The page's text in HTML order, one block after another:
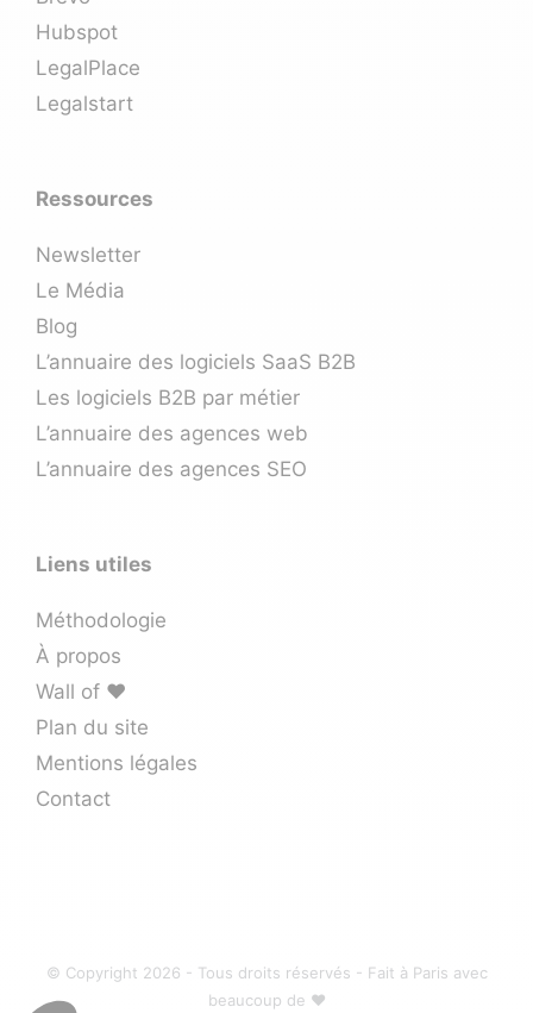
Hubspot
LegalPlace
Legalstart
Ressources
Newsletter
Le Média
Blog
L’annuaire des logiciels SaaS B2B
Les logiciels B2B par métier
L’annuaire des agences web
L’annuaire des agences SEO
Liens utiles
Méthodologie
À propos
Wall of ❤️
Plan du site
Mentions légales
Contact
© Copyright 2026 - Tous droits réservés - Fait à Paris avec
beaucoup de ♥